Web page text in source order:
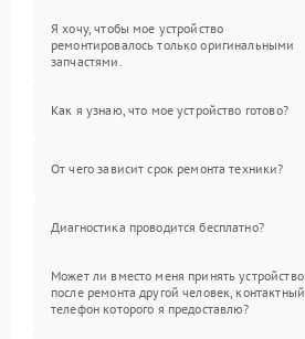
Я хочу, чтобы мое устройство
ремонтировалось только оригинальными
запчастями.
Как я узнаю, что мое устройство готово?
От чего зависит срок ремонта техники?
Диагностика проводится бесплатно?
Может ли вместо меня принять устройство
после ремонта другой человек, контактный
телефон которого я предоставлю?